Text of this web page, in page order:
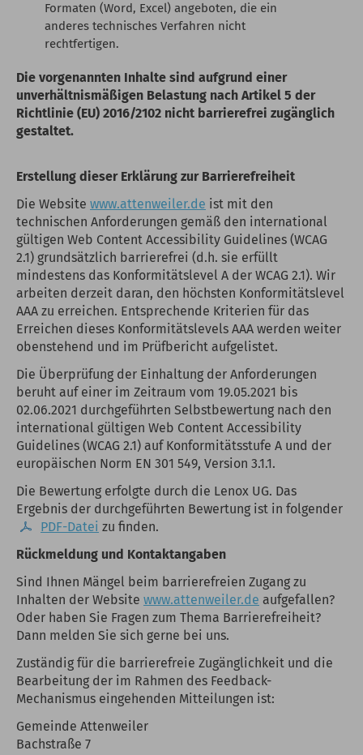
Formaten (Word, Excel) angeboten, die ein
anderes technisches Verfahren nicht
rechtfertigen.
Die vorgenannten Inhalte sind aufgrund einer
unverhältnismäßigen Belastung nach Artikel 5 der
Richtlinie (EU) 2016/2102 nicht barrierefrei zugänglich
gestaltet.
Erstellung dieser Erklärung zur Barrierefreiheit
Die Website www.attenweiler.de ist mit den
technischen Anforderungen gemäß den international
gültigen Web Content Accessibility Guidelines (WCAG
2.1) grundsätzlich barrierefrei (d.h. sie erfüllt
mindestens das Konformitätslevel A der WCAG 2.1). Wir
arbeiten derzeit daran, den höchsten Konformitätslevel
AAA zu erreichen. Entsprechende Kriterien für das
Erreichen dieses Konformitätslevels AAA werden weiter
obenstehend und im Prüfbericht aufgelistet.
Die Überprüfung der Einhaltung der Anforderungen
beruht auf einer im Zeitraum vom 19.05.2021 bis
02.06.2021 durchgeführten Selbstbewertung nach den
international gültigen Web Content Accessibility
Guidelines (WCAG 2.1) auf Konformitätsstufe A und der
europäischen Norm EN 301 549, Version 3.1.1.
Die Bewertung erfolgte durch die Lenox UG. Das
Ergebnis der durchgeführten Bewertung ist in folgender
PDF-Datei zu finden.
Rückmeldung und Kontaktangaben
Sind Ihnen Mängel beim barrierefreien Zugang zu
Inhalten der Website www.attenweiler.de aufgefallen?
Oder haben Sie Fragen zum Thema Barrierefreiheit?
Dann melden Sie sich gerne bei uns.
Zuständig für die barrierefreie Zugänglichkeit und die
Bearbeitung der im Rahmen des Feedback-
Mechanismus eingehenden Mitteilungen ist:
Gemeinde Attenweiler
Bachstraße 7